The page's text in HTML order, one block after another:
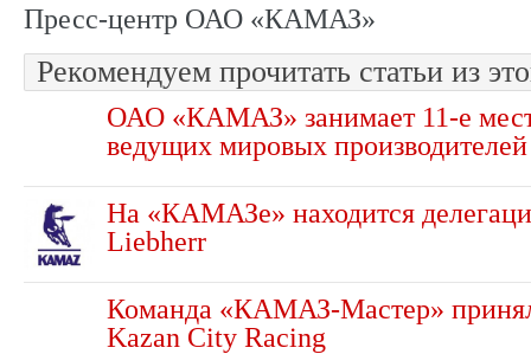
Пресс-центр ОАО «КАМАЗ»
Рекомендуем прочитать статьи из
ОАО «КАМАЗ» занимает 11-е
ведущих мировых производителей
На «КАМАЗе» находится
Liebherr
Команда «КАМАЗ-Мастер»
Kazan City Racing